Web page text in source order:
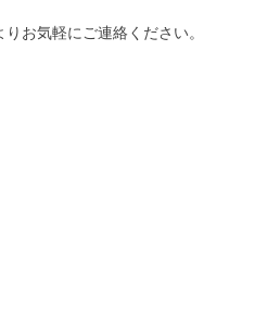
りお気軽にご連絡ください。